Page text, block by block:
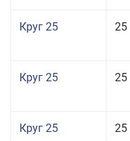
Круг 25 25
Круг 25 25
Круг 25 25